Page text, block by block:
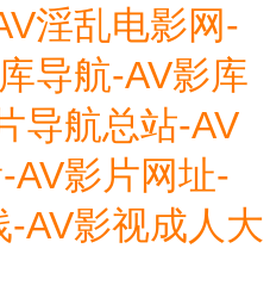
淫乱电影网-
导航-AV影库
导航总站-AV
AV影片网址-
AV影视成人大